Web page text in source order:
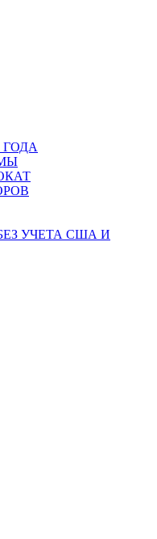
УЧЕТА США И